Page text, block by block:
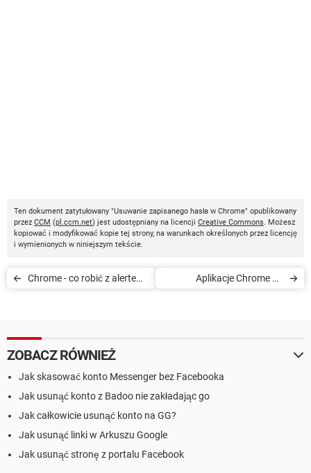
Ten dokument zatytułowany "Usuwanie zapisanego hasła w Chrome" opublikowany
przez CCM (pl.ccm.net) jest udostępniany na licencji Creative Commons. Możesz
kopiować i modyfikować kopie tej strony, na warunkach określonych przez licencję
i wymienionych w niniejszym tekście.
Chrome - co robić z alertem
Aplikacje Chrome na
ZOBACZ RÓWNIEŻ
Jak skasować konto Messenger bez Facebooka
Jak usunąć konto z Badoo nie zakładając go
Jak całkowicie usunąć konto na GG?
Jak usunąć linki w Arkuszu Google
Jak usunąć stronę z portalu Facebook